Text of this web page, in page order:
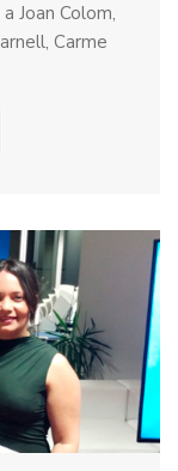
Joan Colom,
Carme